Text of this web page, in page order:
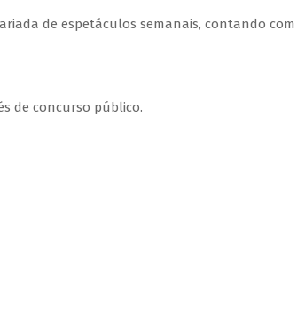
de espetáculos semanais, contando com
de concurso público.